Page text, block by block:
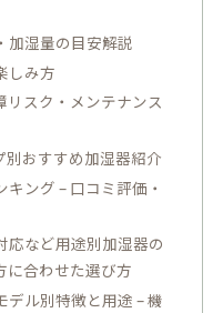
加湿量の目安解説
しみ方
リスク・メンテナンス
おすすめ加湿器紹介
ング – 口コミ評価・
応など用途別加湿器の
に合わせた選び方
ル別特徴と用途 – 機